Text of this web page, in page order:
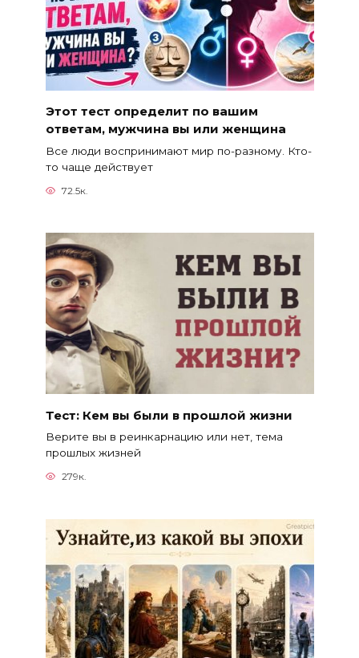
Этот тест определит по вашим
ответам, мужчина вы или женщина
Все люди воспринимают мир по-разному. Кто-
то чаще действует
72.5к.
Тест: Кем вы были в прошлой жизни
Верите вы в реинкарнацию или нет, тема
прошлых жизней
279к.